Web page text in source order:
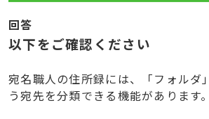
回答
以下をご確認ください
宛名職人の住所録には、「フォルダ
う宛先を分類できる機能があります。